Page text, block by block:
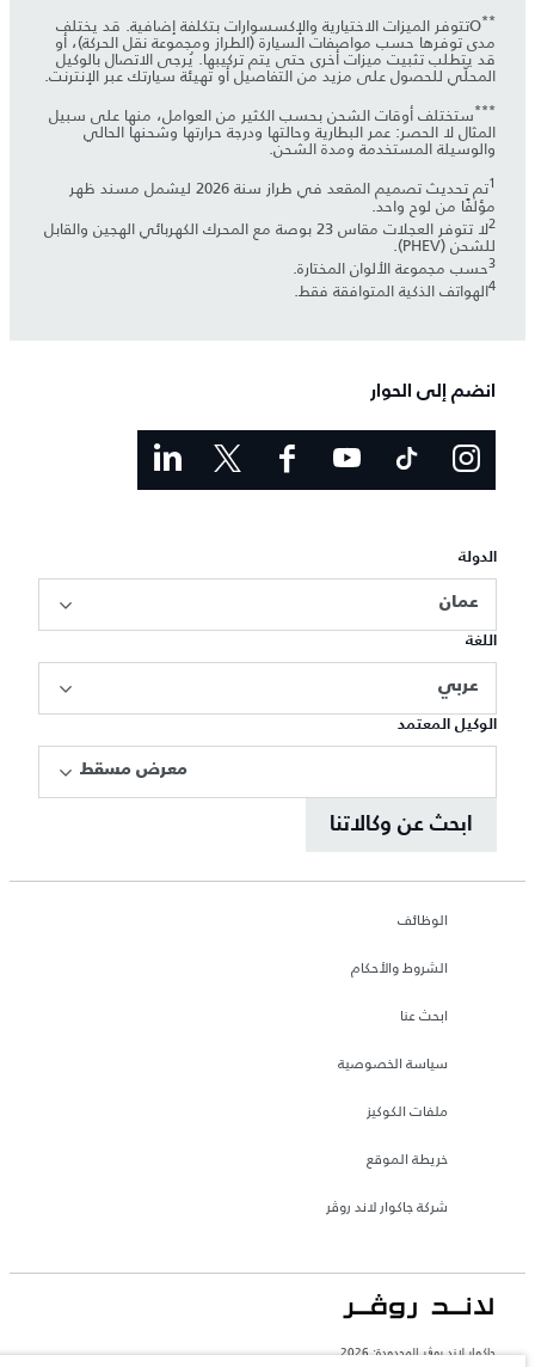
** Oتتوفر الميزات الاختيارية والإكسسوارات بتكلفة إضافية. قد يختلف
مدى توفرها حسب مواصفات السيارة (الطراز ومجموعة نقل الحركة)، أو
قد يتطلب تثبيت ميزات أخرى حتى يتم تركيبها. يُرجى الاتصال بالوكيل
المحلّي للحصول على مزيد من التفاصيل أو تهيئة سيارتك عبر الإنترنت.
***ستختلف أوقات الشحن بحسب الكثير من العوامل، منها على سبيل
المثال لا الحصر: عمر البطارية وحالتها ودرجة حرارتها وشحنها الحالي
والوسيلة المستخدمة ومدة الشحن.
1 تم تحديث تصميم المقعد في طراز سنة 2026 ليشمل مسند ظهر
مؤلفًا من لوح واحد.
2 لا تتوفر العجلات مقاس 23 بوصة مع المحرك الكهربائي الهجين والقابل
للشحن (PHEV).
3
4
انضم إلى الحوار
الدولة
عمان
اللغة
عربي
الوكيل المعتمد
معرض مسقط
ابحث عن وكالاتنا
الوظائف
الشروط والأحكام
ابحث عنا
سياسة الخصوصية
ملفات الكوكيز
خريطة الموقع
شركة جاكوار لاند روڤر
جاكوار لاند روڨر المحدودة: 2026